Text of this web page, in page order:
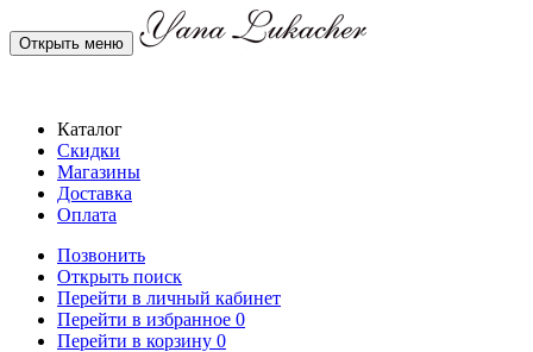
Открыть меню
Каталог
Скидки
Магазины
Доставка
Оплата
Позвонить
Открыть поиск
Перейти в личный кабинет
Перейти в избранное 0
Перейти в корзину 0